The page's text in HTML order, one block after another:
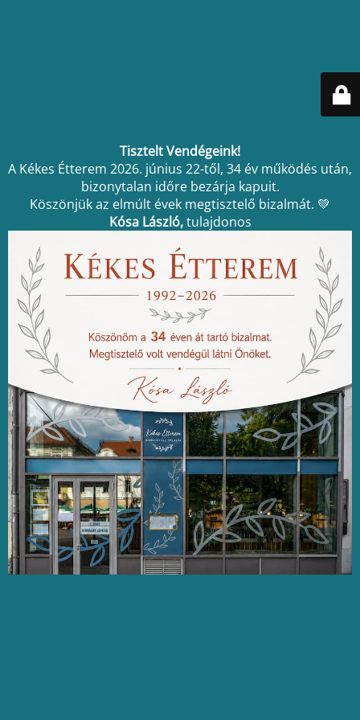
Tisztelt Vendégeink!
A Kékes Étterem 2026. június 22-től, 34 év működés után,
bizonytalan időre bezárja kapuit.
Köszönjük az elmúlt évek megtisztelő bizalmát. 💚
Kósa László,tulajdonos